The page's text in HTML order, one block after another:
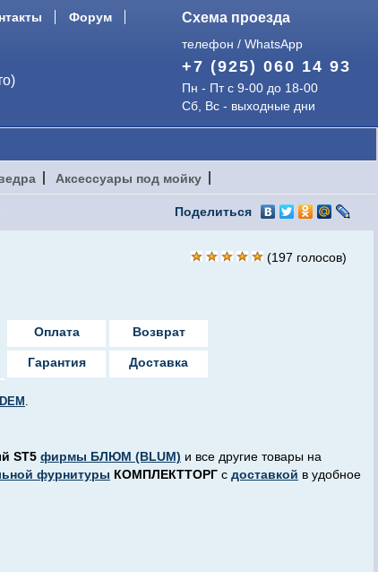
Форум Схема проезда
телефон / WhatsApp
+7 (925) 060 14 93
Пн - Пт с 9-00 до 18-00
Сб, Вс - выходные дни
Аксессуары под мойку
Поделиться
(197 голосов)
Оплата Возврат
Гарантия Доставка
.
ST5 фирмы БЛЮМ (BLUM) и все другие товары на
фурнитуры КОМПЛЕКТТОРГ с доставкой в удобное